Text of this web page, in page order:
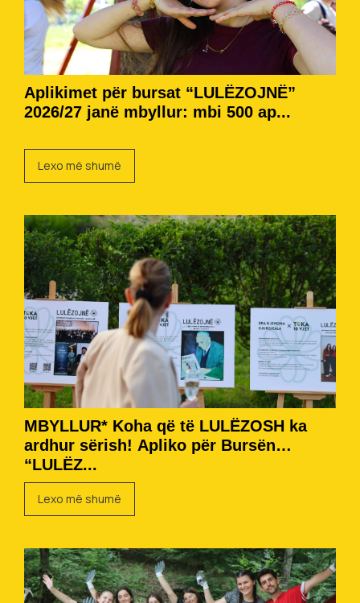
Aplikimet për bursat “LULËZOJNË”
2026/27 janë mbyllur: mbi 500 ap...
Lexo më shumë
MBYLLUR* Koha që të LULËZOSH ka
ardhur sërish! Apliko për Bursën
“LULËZ...
Lexo më shumë